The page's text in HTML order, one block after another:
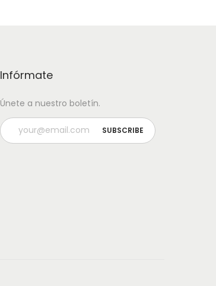
Infórmate
Únete a nuestro boletín.